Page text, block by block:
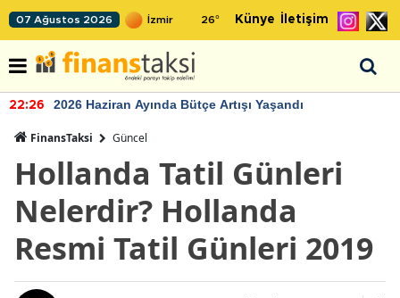
07 Ağustos 2026 26° Künye İletişim
22:26 2026 Haziran Ayında Bütçe Artışı Yaşandı
FinansTaksi Güncel
Hollanda Tatil Günleri
Nelerdir? Hollanda
Resmi Tatil Günleri 2019